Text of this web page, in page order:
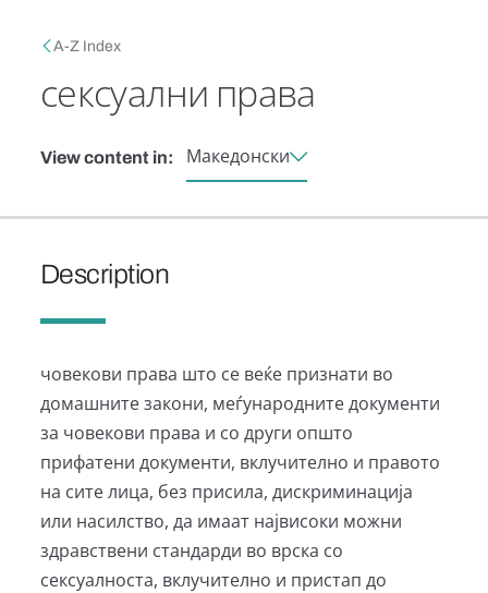
Breadcrumb
A-Z Index
сексуални права
View content in: Македонски
Description
човекови права што се веќе признати во
домашните закони, меѓународните документи
за човекови права и со други општо
прифатени документи, вклучително и правото
на сите лица, без присила, дискриминација
или насилство, да имаат највисоки можни
здравствени стандарди во врска со
сексуалноста, вклучително и пристап до